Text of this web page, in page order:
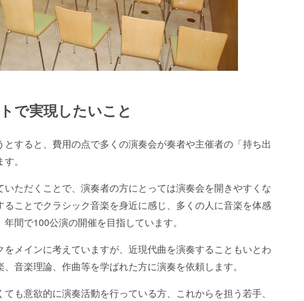
で実現したいこと
すると、費用の点で多くの演奏会が奏者や主催者の「持ち出
。
ただくことで、演奏者の方にとっては演奏会を開きやすくな
ることでクラシック音楽を身近に感じ、多くの人に音楽を体感
間で100公演の開催を目指しています。
をメインに考えていますが、近現代曲を演奏することもいとわ
音楽理論、作曲等を学ばれた方に演奏を依頼します。
も意欲的に演奏活動を行っている方、これからを担う若手、